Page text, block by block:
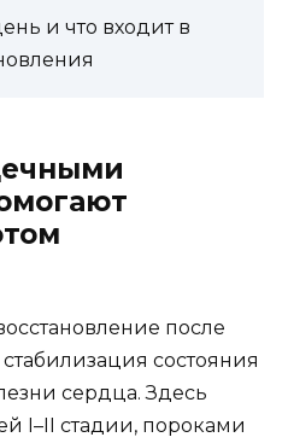
и что входит в
после
состояния
сердца. Здесь
I–II стадии, пороками